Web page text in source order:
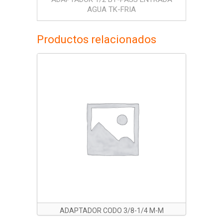
AGUA TK-FRIA
Productos relacionados
ADAPTADOR CODO 3/8-1/4 M-M